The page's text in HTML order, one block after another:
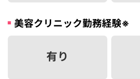
美容クリニック勤務経験※
有り